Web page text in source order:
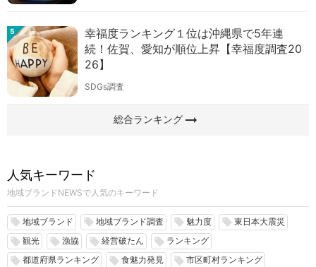
5
幸福度ランキング１位は沖縄県で5年連
続！佐賀、愛知が順位上昇【幸福度調査20
26】
SDGs調査
総合ランキングarrow_right_alt
人気キーワード
地域ブランドNEWSで人気のキーワード
local_offer 地域ブランド local_offer 地域ブランド調査 local_offer 魅力度 local_offer 東日本大震災
local_offer 観光 local_offer 漁協 local_offer 経営破たん local_offer ランキング
local_offer 都道府県ランキング local_offer 食魅力発見 local_offer 市区町村ランキング